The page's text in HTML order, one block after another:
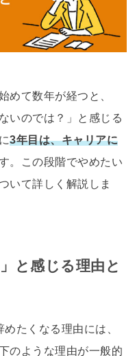
めて数年が経つと、
いのでは？」と感じる
3年目は、キャリアに
。この段階でやめたい
いて詳しく解説しま
と感じる理由と
たくなる理由には、
のような理由が一般的